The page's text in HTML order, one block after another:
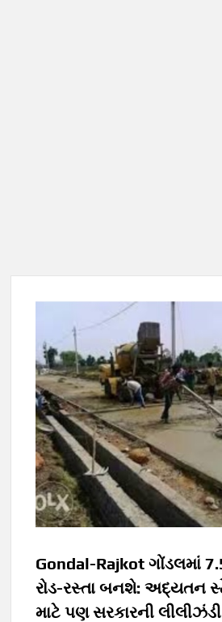
Gondal-Rajkot ગોંડલમાં
રોડ-રસ્તા બનશે: અદ્યતન
માટે પણ સરકારની